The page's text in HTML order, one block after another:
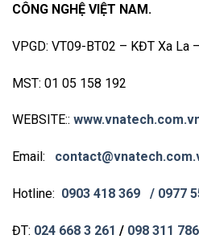
CÔNG NGHỆ VIỆT NAM.
VPGD: VT09-BT02 – KĐT Xa La
MST: 01 05 158 192
WEBSITE::
Email:
Hotline: 0903 418 369 / 0977
ĐT: 024 668 3 261 / 098 311